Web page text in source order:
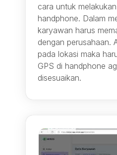
cara untuk
handphone. Dalam
karyawan harus
dengan perusahaan.
pada lokasi maka
GPS di handphone
disesuaikan.